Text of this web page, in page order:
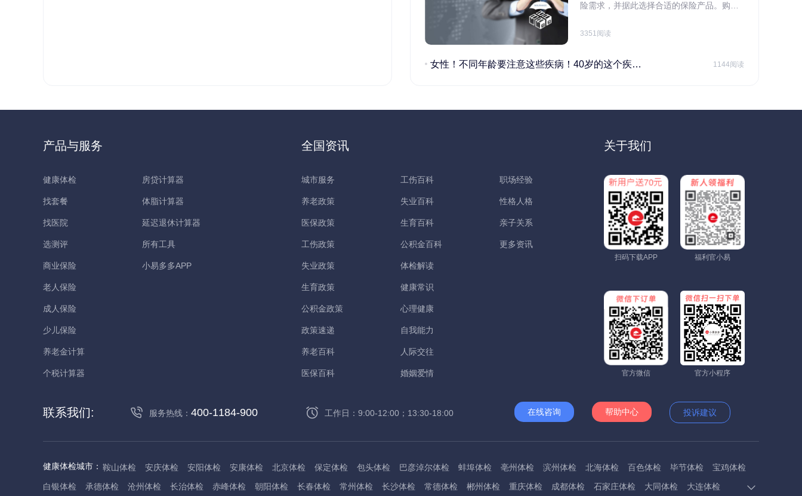
险需求，并据此选择合适的保险产品。购买
规划家庭财务预算，确保保险费用不会对家
要经济支柱投保。
3351阅读
女性！不同年龄要注意这些疾病！40岁的这个疾病最需要注意！ 1144阅读
产品与服务
健康体检
找套餐
找医院
选测评
商业保险
老人保险
成人保险
少儿保险
养老金计算
个税计算器
房贷计算器
体脂计算器
延迟退休计算器
所有工具
小易多多APP
全国资讯
城市服务
养老政策
医保政策
工伤政策
失业政策
生育政策
公积金政策
政策速递
养老百科
医保百科
工伤百科
失业百科
生育百科
公积金百科
体检解读
健康常识
心理健康
自我能力
人际交往
婚姻爱情
职场经验
性格人格
亲子关系
更多资讯
关于我们
扫码下载APP 福利官小易
官方微信 官方小程序
联系我们: 服务热线： 400-1184-900 工作日：9:00-12:00；13:30-18:00 在线咨询 帮助中心 投诉建议
健康体检城市： 鞍山体检 安庆体检 安阳体检 安康体检 北京体检 保定体检 包头体检 巴彦淖尔体检 蚌埠体检 亳州体检 滨州体检 北海体检 百色体检 毕节体检
宝鸡体检
白银体检
承德体检 沧州体检 长治体检 赤峰体检 朝阳体检 长春体检 常州体检 长沙体检 常德体检 郴州体检 重庆体检 成都体检 石家庄体检 大同体检 大连体检